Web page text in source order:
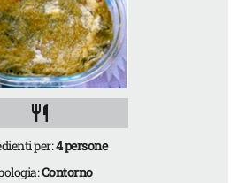
restaurant
per:4 persone
Contorno